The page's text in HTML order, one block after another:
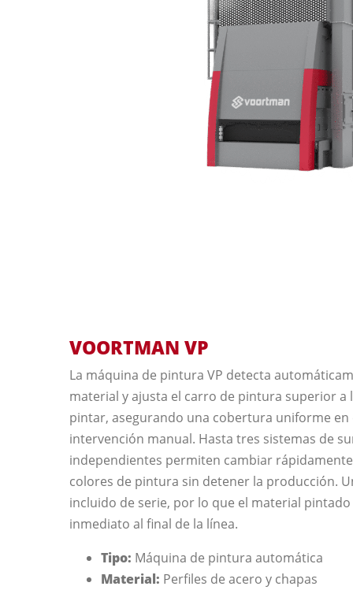
VOORTMAN VP
La máquina de pintura VP detecta
material y ajusta el carro de pintura superior a
pintar, asegurando una cobertura uniforme en
intervención manual. Hasta tres sistemas de
independientes permiten cambiar
colores de pintura sin detener la producción.
incluido de serie, por lo que el material
inmediato al final de la línea.
Tipo: Máquina de pintura automática
Material: Perfiles de acero y chapas